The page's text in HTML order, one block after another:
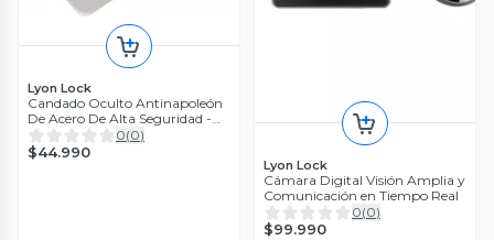
Lyon Lock
Candado Oculto Antinapoleón
De Acero De Alta Seguridad -
Con Base
0(0)
$44.990
Lyon Lock
Cámara Digital Visión Amplia y
Comunicación en Tiempo Real
0(0)
$99.990